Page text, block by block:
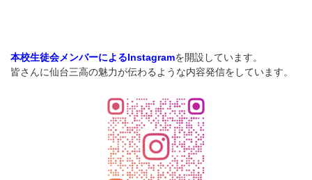
本校生徒会メンバーによるInstagramを開設しています。
皆さんに仙台三高の魅力が伝わるような内容発信をしています。